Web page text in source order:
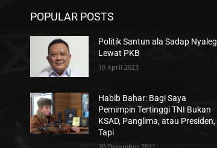
POPULAR POSTS
Politik Santun ala Sadap Nyaleg
Lewat PKB
19 April 2023
Habib Bahar: Bagi Saya
Pemimpin Tertinggi TNI Bukan
KSAD, Panglima, atau Presiden,
Tapi